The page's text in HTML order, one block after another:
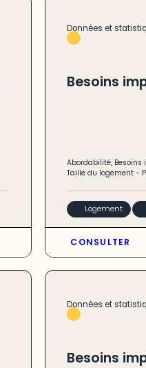
Données et
Besoins
Abordabilité, Besoins
Taille du logement-
Logement
CONSULTER
Données et
Besoins